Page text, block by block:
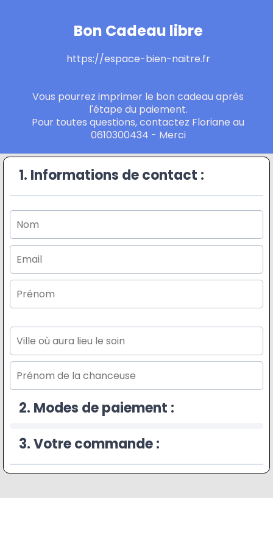
Bon Cadeau libre
https://espace-bien-naitre.fr
Vous pourrez imprimer le bon cadeau après
l'étape du paiement.
Pour toutes questions, contactez Floriane au
0610300434 - Merci
1. Informations de contact :
2. Modes de paiement :
3. Votre commande :